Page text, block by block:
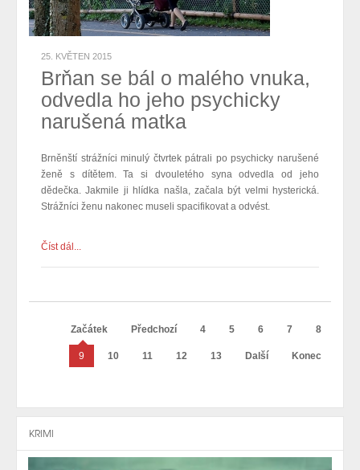
25. KVĚTEN 2015
Brňan se bál o malého vnuka,
odvedla ho jeho psychicky
narušená matka
Brněnští strážníci minulý čtvrtek pátrali po psychicky narušené
ženě s dítětem. Ta si dvouletého syna odvedla od jeho
dědečka. Jakmile ji hlídka našla, začala být velmi hysterická.
Strážníci ženu nakonec museli spacifikovat a odvést.
Číst dál...
Začátek Předchozí 4 5 6 7 8
9 10 11 12 13 Další Konec
KRIMI